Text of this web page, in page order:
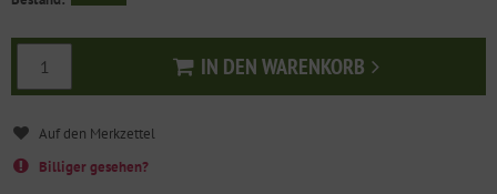
IN DEN WARENKORB
In den Warenkorb
Billiger gesehen?